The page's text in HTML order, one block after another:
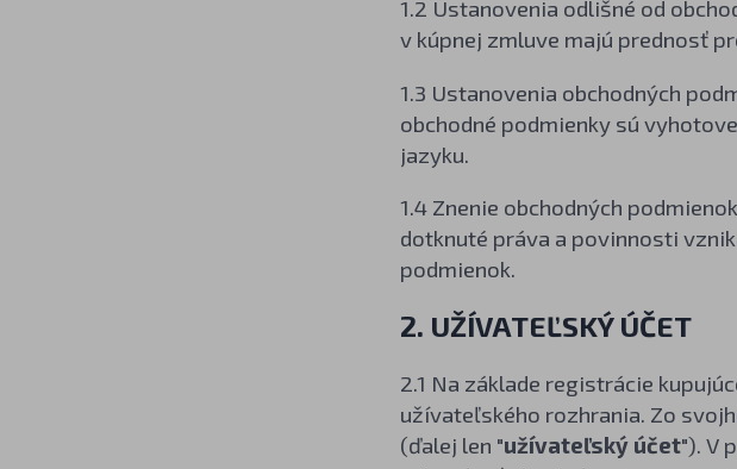
1.2 Ustanovenia odlišné od
v kúpnej zmluve majú prednosť
1.3 Ustanovenia obchodných
obchodné podmienky sú
jazyku.
1.4 Znenie obchodných
dotknuté práva a povinnosti
podmienok.
2. UŽÍVATEĽSKÝ ÚČET
2.1 Na základe registrácie
užívateľského rozhrania. Zo
(ďalej len "užívateľský účet"). V